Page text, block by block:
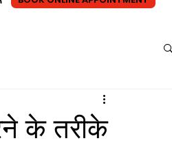
के तरीके